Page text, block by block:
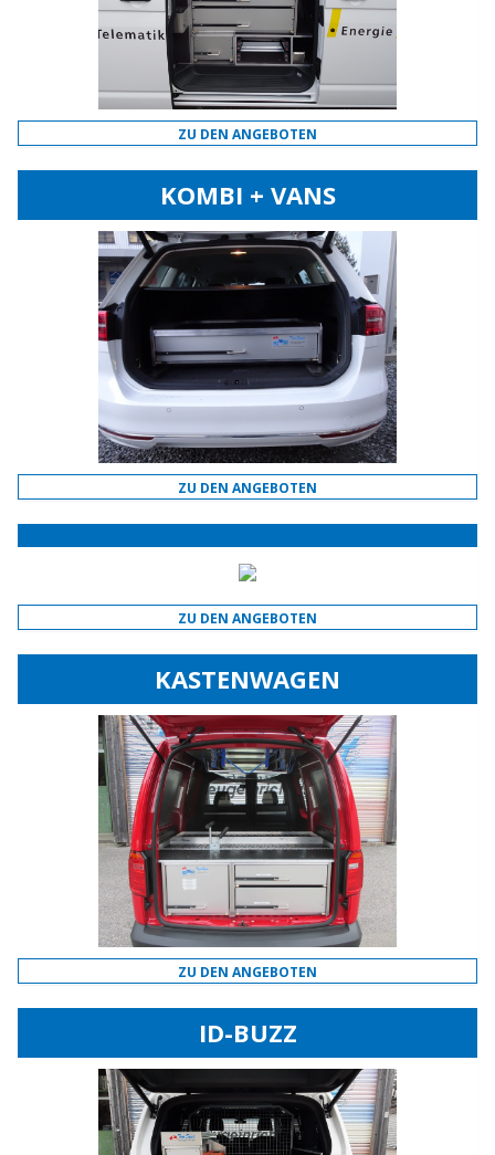
ZU DEN ANGEBOTEN
KOMBI + VANS
ZU DEN ANGEBOTEN
ZU DEN ANGEBOTEN
KASTENWAGEN
ZU DEN ANGEBOTEN
ID-BUZZ